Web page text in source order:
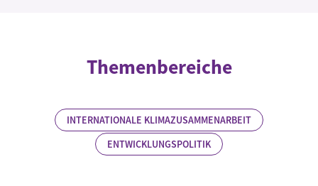
Themenbereiche
INTERNATIONALE KLIMAZUSAMMENARBEIT
ENTWICKLUNGSPOLITIK